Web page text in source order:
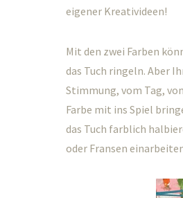
eigener Kreativideen!
Mit den zwei Farben
das Tuch ringeln. Aber
Stimmung, vom Tag,
Farbe mit ins Spiel
das Tuch farblich
oder Fransen